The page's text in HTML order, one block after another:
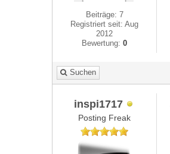
Beiträge: 7
Registriert seit: Aug
2012
Bewertung:0
Suchen
inspi1717
Posting Freak